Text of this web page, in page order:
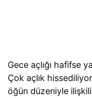
Gece açlığı hafifse
Çok açlık
öğün düzeniyle